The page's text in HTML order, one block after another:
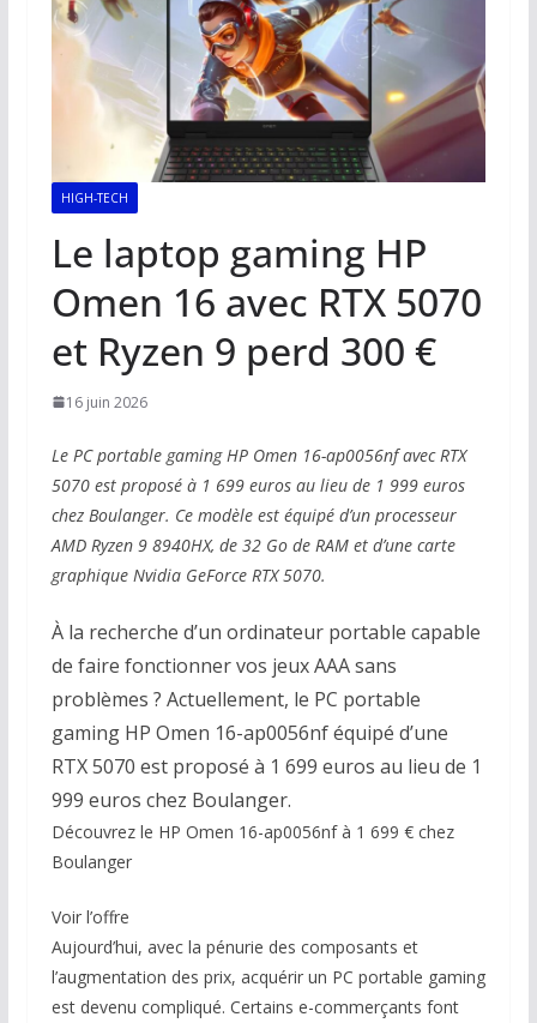
HIGH-TECH
Le laptop gaming HP
Omen 16 avec RTX 5070
et Ryzen 9 perd 300 €
16 juin 2026
Le PC portable gaming HP Omen 16-ap0056nf avec RTX
5070 est proposé à 1 699 euros au lieu de 1 999 euros
chez Boulanger. Ce modèle est équipé d’un processeur
AMD Ryzen 9 8940HX, de 32 Go de RAM et d’une carte
graphique Nvidia GeForce RTX 5070.
À la recherche d’un ordinateur portable capable
de faire fonctionner vos jeux AAA sans
problèmes ? Actuellement, le PC portable
gaming HP Omen 16-ap0056nf équipé d’une
RTX 5070 est proposé à 1 699 euros au lieu de 1
999 euros chez Boulanger.
Découvrez le HP Omen 16-ap0056nf à 1 699 € chez
Boulanger
Voir l’offre
Aujourd’hui, avec la pénurie des composants et
l’augmentation des prix, acquérir un PC portable gaming
est devenu compliqué. Certains e-commerçants font